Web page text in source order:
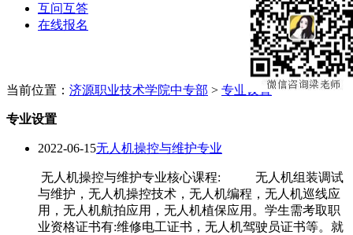
互问互答
在线报名
当前位置： 济源职业技术学院中专部 > 专业设置
专业设置
2022-06-15无人机操控与维护专业
无人机操控与维护专业核心课程: 无人机组装调试
与维护，无人机操控技术，无人机编程，无人机巡线应
用，无人机航拍应用，无人机植保应用。学生需考取职
业资格证书有:维修电工证书，无人机驾驶员证书等。就